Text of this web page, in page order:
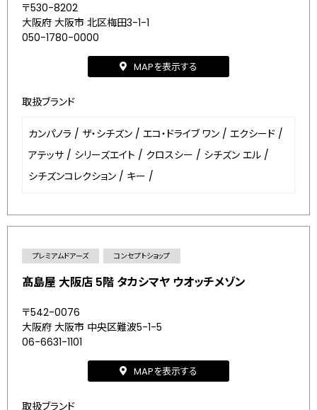
〒530-8202
大阪府 大阪市 北区梅田3-1-1
050-1780-0000
MAPを表示する
取扱ブランド
カンパノラ / ザ・シチズン / エコ・ドライブ ワン / エクシード /
アテッサ / シリーズエイト / クロスシー / シチズン エル /
シチズンコレクション / キー /
プレミアムドアーズ コンセプトショップ
髙島屋 大阪店 5階 タカシマヤ ウオッチメゾン
〒542-0076
大阪府 大阪市 中央区難波5-1-5
06-6631-1101
MAPを表示する
取扱ブランド